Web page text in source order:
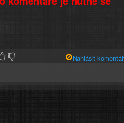
Nahlásit komentář